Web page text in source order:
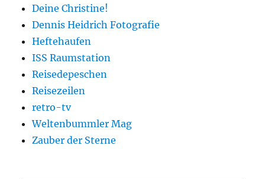
Deine Christine!
Dennis Heidrich Fotografie
Heftehaufen
ISS Raumstation
Reisedepeschen
Reisezeilen
retro-tv
Weltenbummler Mag
Zauber der Sterne